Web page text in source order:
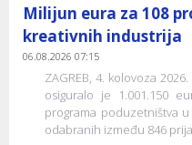
Milijun eura za 108
kreativnih industrija
06.08.2026 07:15
ZAGREB, 4. kolovoza
osiguralo je 1.001.150
programa poduzetništva
odabranih između 846